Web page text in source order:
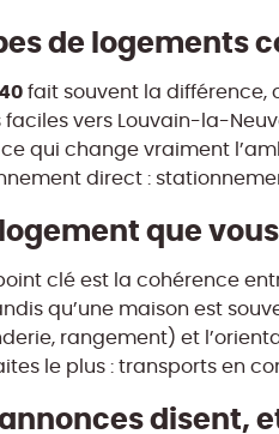
de
fait souvent la différence,
vers Louvain-la-
qui change vraiment
direct :
que
clé est la cohérence
qu’une maison est
rangement) et
le plus : transports en
disent,